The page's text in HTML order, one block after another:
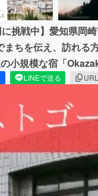
に挑戦中】愛知県岡
ちを伝え、訪れる
小規模な宿「
LINEで送る